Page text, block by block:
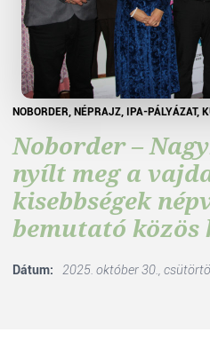
NOBORDER, NÉPRAJZ, IPA-PÁLYÁZAT,
Noborder –
nyílt meg a
kisebbségek
bemutató
Dátum: 2025. október 30.,